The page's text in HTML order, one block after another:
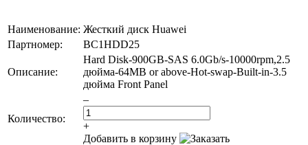
Наименование: Жесткий диск Huawei
Партномер:
BC1HDD25
Описание:
Hard Disk-900GB-SAS 6.0Gb/s-10000rpm,2.5
дюйма-64MB or above-Hot-swap-Built-in-3.5
дюйма Front Panel
Количество:
–
+
Добавить в корзину